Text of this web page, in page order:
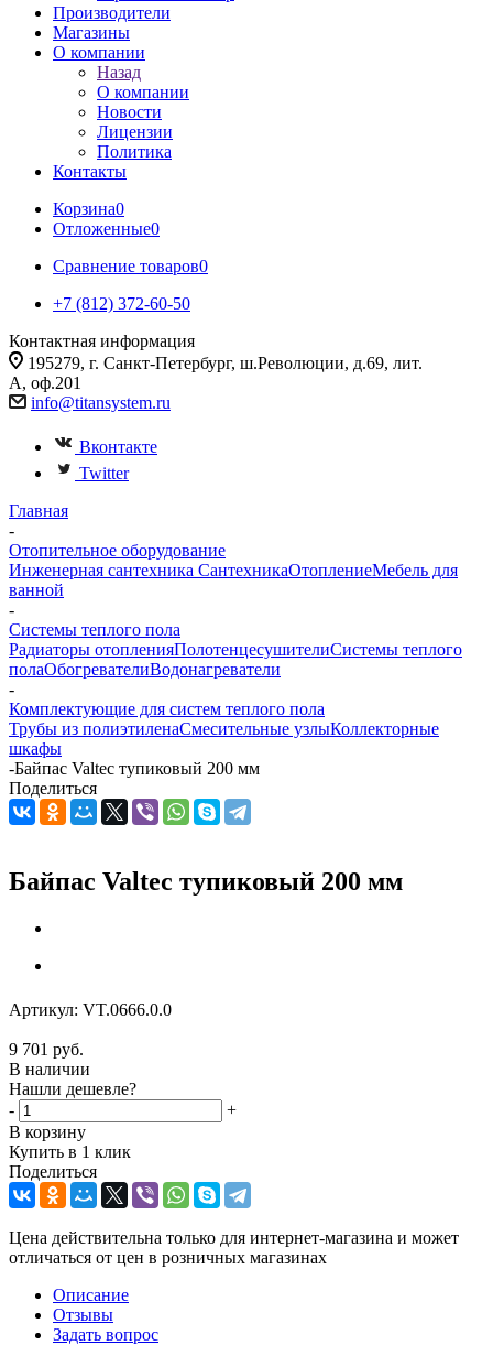
Производители
Магазины
О компании
Назад
О компании
Новости
Лицензии
Политика
Контакты
Корзина0
Отложенные0
Сравнение товаров0
+7 (812) 372-60-50
Контактная информация
195279, г. Санкт-Петербург, ш.Революции, д.69, лит.
А, оф.201
info@titansystem.ru
Вконтакте
Twitter
Главная
-
Отопительное оборудование
Инженерная сантехника СантехникаОтоплениеМебель для
ванной
-
Системы теплого пола
Радиаторы отопленияПолотенцесушителиСистемы теплого
полаОбогревателиВодонагреватели
-
Комплектующие для систем теплого пола
Трубы из полиэтиленаСмесительные узлыКоллекторные
шкафы
-Байпас Valtec тупиковый 200 мм
Поделиться
Байпас Valtec тупиковый 200 мм
Артикул: VT.0666.0.0
9 701 руб.
В наличии
Нашли дешевле?
-
+
В корзину
Купить в 1 клик
Поделиться
Цена действительна только для интернет-магазина и может
отличаться от цен в розничных магазинах
Описание
Отзывы
Задать вопрос